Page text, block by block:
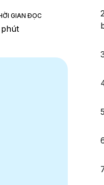
GIAN ĐỌC